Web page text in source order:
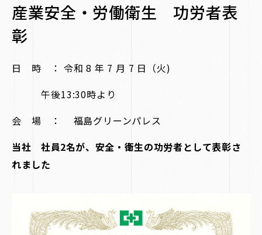
産業安全・労働衛生 功労者表
彰
日 時 ： 令和 8 年 7 月 7 日（火)
午後13:30時より
会 場 ： 福島グリーンパレス
当社 社員2名が、安全・衛生の功労者として表彰さ
れました